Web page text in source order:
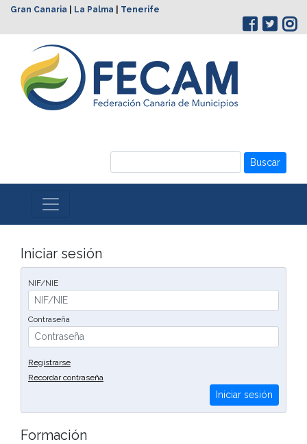
Gran Canaria La Palma Tenerife
Buscar
Iniciar sesión
NIF/NIE
Contraseña
Registrarse
Recordar contraseña
Iniciar sesión
Formación